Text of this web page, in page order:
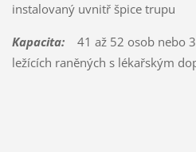
instalovaný uvnitř špice trupu
Kapacita:41 až 52 osob nebo 3
ležících raněných s lékařským